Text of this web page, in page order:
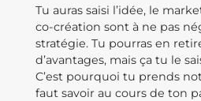
Tu auras saisi l’idée, le
co-création sont à ne pas
stratégie. Tu pourras en
d’avantages, mais ça tu le
C’est pourquoi tu prends
faut savoir au cours de ton